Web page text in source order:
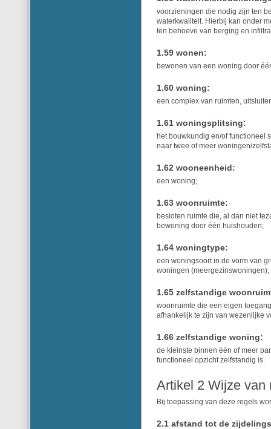
voorzieningen die nodig zijn ten
waterkwaliteit. Hierbij kan onder
ten behoeve van berging en
1.59 wonen:
bewonen van een woning door
1.60 woning:
een complex van ruimten,
1.61 woningsplitsing:
het bouwkundig en/of functioneel
naar twee of meer woningen/
1.62 wooneenheid:
een woning;
1.63 woonruimte:
besloten ruimte die, al dan niet
bewoning door één huishouden;
1.64 woningtype:
een woningsoort in de vorm van
woningen (meergezinswoningen);
1.65 zelfstandige
woonruimte die een eigen
afhankelijk te zijn van wezenlijke
1.66 zelfstandige woning:
de kleinste binnen één of meer
functioneel opzicht zelfstandig is.
Artikel 2 Wijze van
Bij toepassing van deze regels
2.1 afstand tot de